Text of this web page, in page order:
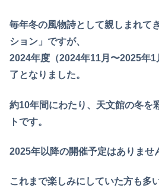
毎年冬の風物詩として親しまれて
ション」ですが、
2024年度（2024年11月〜2025年
了となりました。
約10年間にわたり、天文館の冬を
トです。
2025年以降の開催予定はありませ
これまで楽しみにしていた方も多